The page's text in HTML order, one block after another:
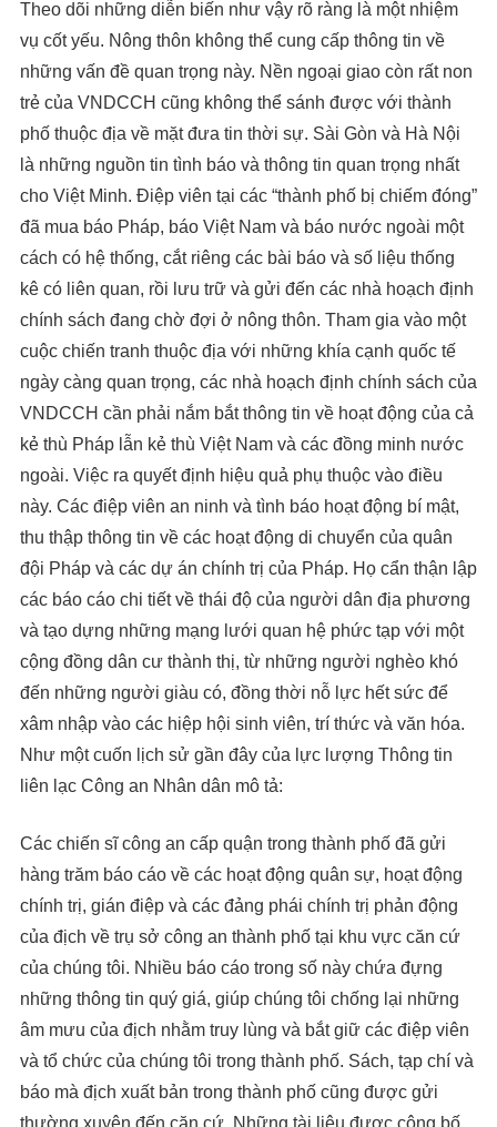
Theo dõi những diễn biến như vậy rõ ràng là một nhiệm
vụ cốt yếu. Nông thôn không thể cung cấp thông tin về
những vấn đề quan trọng này. Nền ngoại giao còn rất non
trẻ của VNDCCH cũng không thể sánh được với thành
phố thuộc địa về mặt đưa tin thời sự. Sài Gòn và Hà Nội
là những nguồn tin tình báo và thông tin quan trọng nhất
cho Việt Minh. Điệp viên tại các “thành phố bị chiếm đóng”
đã mua báo Pháp, báo Việt Nam và báo nước ngoài một
cách có hệ thống, cắt riêng các bài báo và số liệu thống
kê có liên quan, rồi lưu trữ và gửi đến các nhà hoạch định
chính sách đang chờ đợi ở nông thôn. Tham gia vào một
cuộc chiến tranh thuộc địa với những khía cạnh quốc tế
ngày càng quan trọng, các nhà hoạch định chính sách của
VNDCCH cần phải nắm bắt thông tin về hoạt động của cả
kẻ thù Pháp lẫn kẻ thù Việt Nam và các đồng minh nước
ngoài. Việc ra quyết định hiệu quả phụ thuộc vào điều
này. Các điệp viên an ninh và tình báo hoạt động bí mật,
thu thập thông tin về các hoạt động di chuyển của quân
đội Pháp và các dự án chính trị của Pháp. Họ cẩn thận lập
các báo cáo chi tiết về thái độ của người dân địa phương
và tạo dựng những mạng lưới quan hệ phức tạp với một
cộng đồng dân cư thành thị, từ những người nghèo khó
đến những người giàu có, đồng thời nỗ lực hết sức để
xâm nhập vào các hiệp hội sinh viên, trí thức và văn hóa.
Như một cuốn lịch sử gần đây của lực lượng Thông tin
liên lạc Công an Nhân dân mô tả:
Các chiến sĩ công an cấp quận trong thành phố đã gửi
hàng trăm báo cáo về các hoạt động quân sự, hoạt động
chính trị, gián điệp và các đảng phái chính trị phản động
của địch về trụ sở công an thành phố tại khu vực căn cứ
của chúng tôi. Nhiều báo cáo trong số này chứa đựng
những thông tin quý giá, giúp chúng tôi chống lại những
âm mưu của địch nhằm truy lùng và bắt giữ các điệp viên
và tổ chức của chúng tôi trong thành phố. Sách, tạp chí và
báo mà địch xuất bản trong thành phố cũng được gửi
thường xuyên đến căn cứ. Những tài liệu được công bố